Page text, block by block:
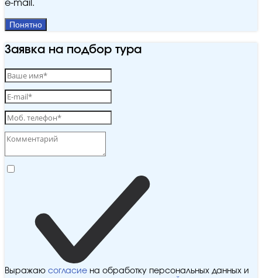
e‑mail.
Понятно
Заявка на подбор тура
Выражаю согласие на обработку персональных данных и